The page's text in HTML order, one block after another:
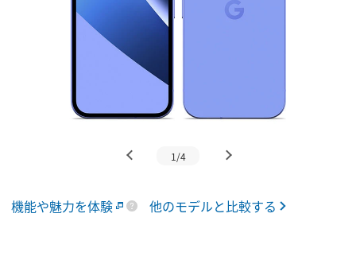
1/4
機能や魅力を体験 他のモデルと比較する